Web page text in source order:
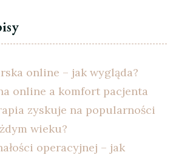
online – jak wygląda?
online a komfort pacjenta
zyskuje na popularności
wieku?
operacyjnej – jak